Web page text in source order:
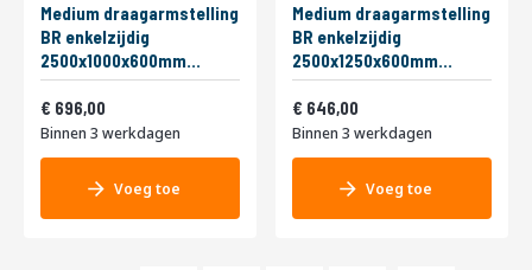
Medium draagarmstelling
BR enkelzijdig
2500x1000x600mm
(hxbxd) 5 niveaus
beginsectie 290/arm
696,00
Binnen 3 werkdagen
Voeg toe
Medium draagarmstelling
BR enkelzijdig
2500x1250x600mm
(hxbxd) 3 niveaus
beginsectie 290/arm
646,00
Binnen 3 werkdagen
Voeg toe